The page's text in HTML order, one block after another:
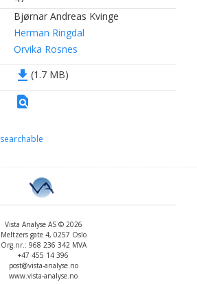
Bjørnar Andreas Kvinge
Herman Ringdal
Orvika Rosnes
file_download (1.7 MB)
find_in_page
searchable
Vista Analyse AS © 2026
Meltzers gate 4, 0257 Oslo
Org.nr.: 968 236 342 MVA
+47 455 14 396
post@vista-analyse.no
www.vista-analyse.no